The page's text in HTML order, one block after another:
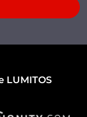
LUMITOS